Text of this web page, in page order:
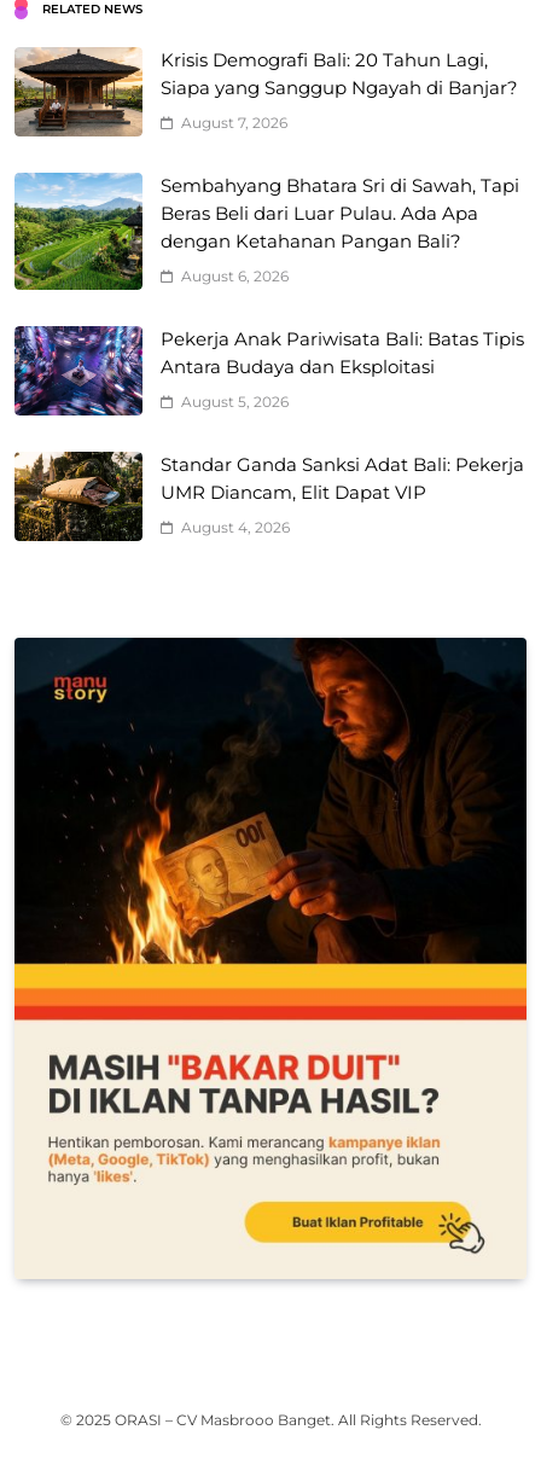
RELATED NEWS
Krisis Demografi Bali: 20 Tahun Lagi,
Siapa yang Sanggup Ngayah di Banjar?
August 7, 2026
Sembahyang Bhatara Sri di Sawah, Tapi
Beras Beli dari Luar Pulau. Ada Apa
dengan Ketahanan Pangan Bali?
August 6, 2026
Pekerja Anak Pariwisata Bali: Batas Tipis
Antara Budaya dan Eksploitasi
August 5, 2026
Standar Ganda Sanksi Adat Bali: Pekerja
UMR Diancam, Elit Dapat VIP
August 4, 2026
© 2025 ORASI – CV Masbrooo Banget. All Rights Reserved.